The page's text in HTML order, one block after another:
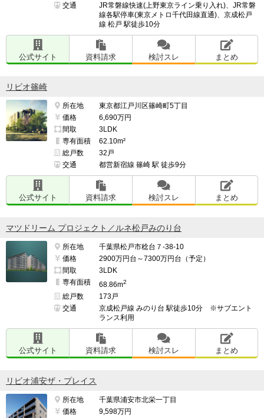
上記の中からマンションを選んだ理由
━━━━━━━━━━━━━━━━━━━
予算内に高層部屋を確保できました。
募集しています。
https://e-ma.co/q2FKk
交通
JR常磐線快速(上野東京ライン乗り入れ)、JR常磐
線各駅停車(東京メトロ千代田線直通)、京成松戸
線 松戸 駅徒歩10分
公式サイト 資料請求 検討スレ まとめ
リビオ篠崎
所在地
東京都江戸川区篠崎町5丁目
価格
6,690万円
間取
3LDK
専有面積
62.10m²
総戸数
32戸
交通
都営新宿線 篠崎 駅 徒歩9分
公式サイト 資料請求 検討スレ まとめ
マツドリーム プロジェクト／ルネ松戸みのり台
所在地
千葉県松戸市稔台７-38-10
価格
2900万円台～7300万円台（予定）
間取
3LDK
専有面積
68.86m2
総戸数
173戸
交通
京成松戸線 みのり台 駅徒歩10分 ※サブエント
ランス利用
公式サイト 資料請求 検討スレ まとめ
リビオ浦安ザ・プレイス
所在地
千葉県浦安市北栄一丁目
価格
9,598万円